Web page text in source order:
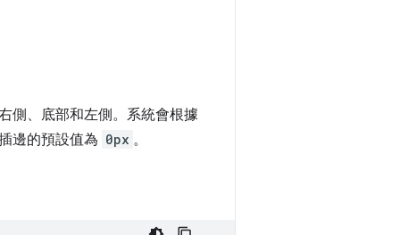
側、底部和左側。系統會根據
邊的預設值為 0px 。